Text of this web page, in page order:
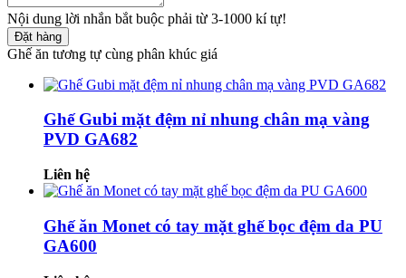
Nội dung lời nhắn bắt buộc phải từ 3-1000 kí tự!
Đặt hàng
Ghế ăn tương tự cùng phân khúc giá
Ghế Gubi mặt đệm nỉ nhung chân mạ vàng
PVD GA682
Liên hệ
Ghế ăn Monet có tay mặt ghế bọc đệm da PU
GA600